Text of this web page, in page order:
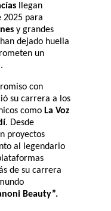
llegan
2025 para
y grandes
dejado huella
un
con
su carrera a los
como La Voz
. Desde
proyectos
al legendario
de su carrera
Beauty”.